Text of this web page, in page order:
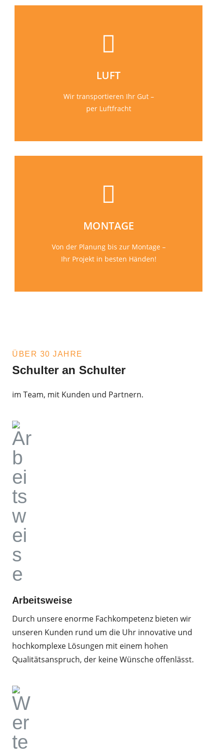
LUFT
Wir transportieren Ihr Gut –
per Luftfracht
MONTAGE
Von der Planung bis zur Montage –
Ihr Projekt in besten Händen!
ÜBER 30 JAHRE
Schulter an Schulter
im Team, mit Kunden und Partnern.
Arbeitsweise
Durch unsere enorme Fachkompetenz bieten wir
unseren Kunden rund um die Uhr innovative und
hochkomplexe Lösungen mit einem hohen
Qualitätsanspruch, der keine Wünsche offenlässt.